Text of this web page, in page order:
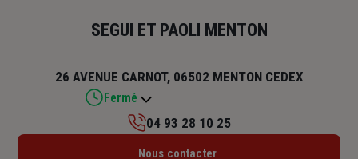
SEGUI ET PAOLI MENTON
26 AVENUE CARNOT, 06502 MENTON CEDEX
Fermé
Lundi : 09h – 12h / 14h – 18h
04 93 28 10 25
Nous contacter